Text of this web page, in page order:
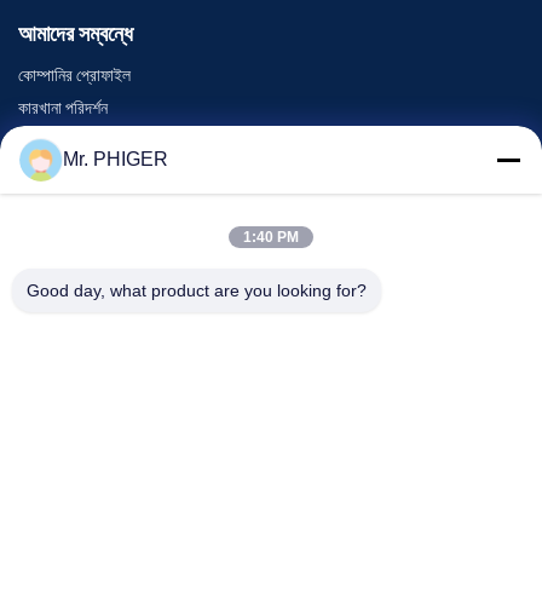
আমাদের সম্বন্ধে
কোম্পানির প্রোফাইল
কারখানা পরিদর্শন
গুণমান নিয়ন্ত্রণ
সাইট ম্যাপ
ঘটনা
Mr. PHIGER
1:40 PM
Good day, what product are you looking for?